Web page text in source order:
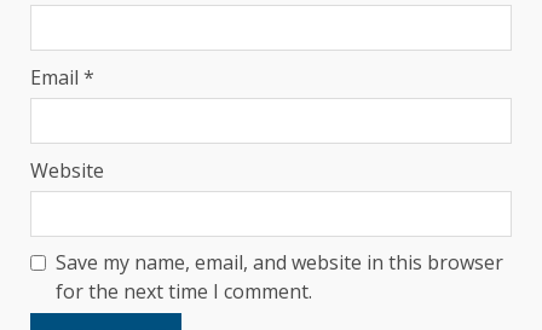
Email *
Website
Save my name, email, and website in this browser
for the next time I comment.